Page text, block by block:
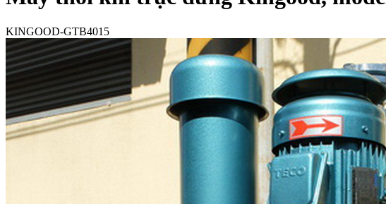
KINGOOD-GTB4015